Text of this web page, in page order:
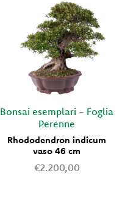
Bonsai esemplari - Foglia
Perenne
Rhododendron indicum
vaso 46 cm
€2.200,00